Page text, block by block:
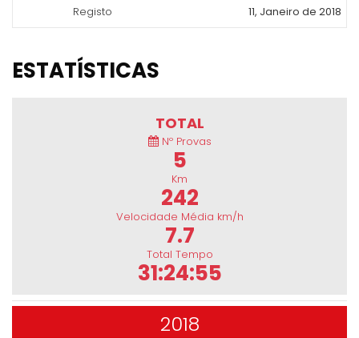
Registo
11, Janeiro de 2018
ESTATÍSTICAS
TOTAL
Nº Provas
5
Km
242
Velocidade Média km/h
7.7
Total Tempo
31:24:55
2018